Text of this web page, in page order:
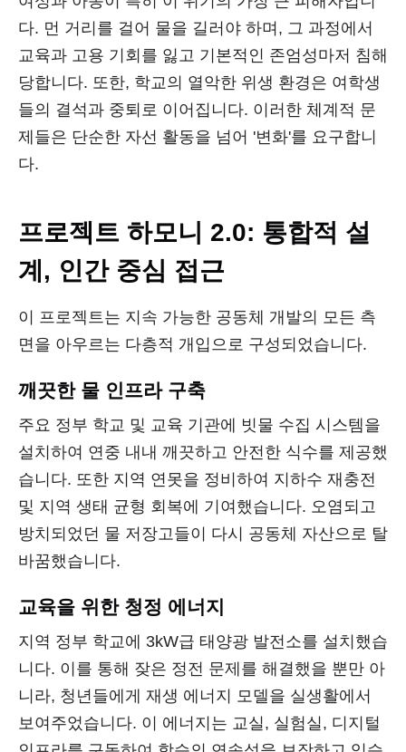
다. 먼 거리를 걸어 물을 길러야 하며, 그 과정에서
교육과 고용 기회를 잃고 기본적인 존엄성마저 침해
당합니다. 또한, 학교의 열악한 위생 환경은 여학생
들의 결석과 중퇴로 이어집니다. 이러한 체계적 문
제들은 단순한 자선 활동을 넘어 '변화'를 요구합니
다.
프로젝트 하모니 2.0: 통합적 설
계, 인간 중심 접근
이 프로젝트는 지속 가능한 공동체 개발의 모든 측
면을 아우르는 다층적 개입으로 구성되었습니다.
깨끗한 물 인프라 구축
주요 정부 학교 및 교육 기관에 빗물 수집 시스템을
설치하여 연중 내내 깨끗하고 안전한 식수를 제공했
습니다. 또한 지역 연못을 정비하여 지하수 재충전
및 지역 생태 균형 회복에 기여했습니다. 오염되고
방치되었던 물 저장고들이 다시 공동체 자산으로 탈
바꿈했습니다.
교육을 위한 청정 에너지
지역 정부 학교에 3kW급 태양광 발전소를 설치했습
니다. 이를 통해 잦은 정전 문제를 해결했을 뿐만 아
니라, 청년들에게 재생 에너지 모델을 실생활에서
보여주었습니다. 이 에너지는 교실, 실험실, 디지털